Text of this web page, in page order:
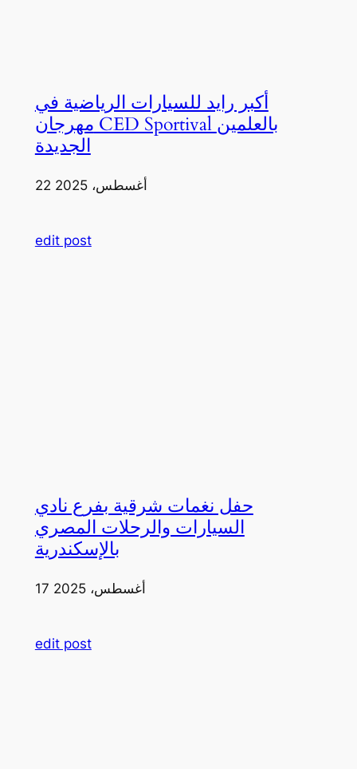
أكبر رايد للسيارات الرياضية في
مهرجان CED Sportival بالعلمين
الجديدة
22 أغسطس، 2025
edit post
حفل نغمات شرقية بفرع نادي
السيارات والرحلات المصري
بالإسكندرية
17 أغسطس، 2025
edit post